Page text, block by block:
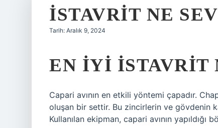
İSTAVRIT NE
Tarih: Aralık 9, 2024
EN IYI ISTAVRIT
Capari avının en etkili yöntemi çapadır.
oluşan bir settir. Bu zincirlerin ve gövdenin
Kullanılan ekipman, capari avının yapıldığı